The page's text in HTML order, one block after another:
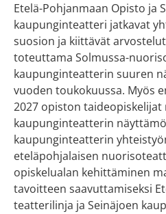
Etelä-Pohjanmaan Opisto ja
kaupunginteatteri jatkavat
suosion ja kiittävät
toteuttama Solmussa-
kaupunginteatterin suuren
vuoden toukokuussa. Myös
2027 opiston taideopiskelijat
kaupunginteatterin
kaupunginteatterin
eteläpohjalaisen
opiskelualan kehittäminen
tavoitteen saavuttamiseksi
teatterilinja ja Seinäjoen